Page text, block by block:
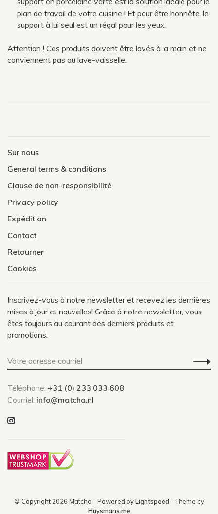
plan de travail de votre cuisine ! Et pour être honnête, le
support à lui seul est un régal pour les yeux.
Attention ! Ces produits doivent être lavés à la main et ne
conviennent pas au lave-vaisselle.
Sur nous
General terms & conditions
Clause de non-responsibilité
Privacy policy
Expédition
Contact
Retourner
Cookies
Inscrivez-vous à notre newsletter et recevez les dernières
mises à jour et nouvelles! Grâce à notre newsletter, vous
êtes toujours au courant des derniers produits et
promotions.
Téléphone: +31 (0) 233 033 608
Courriel: info@matcha.nl
© Copyright 2026 Matcha - Powered byLightspeed - Theme by
Huysmans.me